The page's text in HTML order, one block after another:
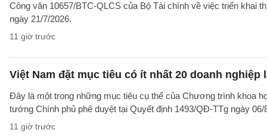
Công văn 10657/BTC-QLCS của Bộ Tài chính về việc triển khai
ngày 21/7/2026.
11 giờ trước
Việt Nam đặt mục tiêu có ít nhất 20 doanh
Đây là một trong những mục tiêu cụ thể của Chương trình khoa
tướng Chính phủ phê duyệt tại Quyết định 1493/QĐ-TTg ngày
11 giờ trước